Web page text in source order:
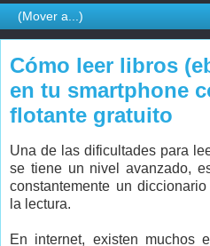
Cómo leer libros
en tu smartphone
flotante gratuito
Una de las dificultades para
se tiene un nivel avanzado,
constantemente un
la lectura.
En internet, existen muchos